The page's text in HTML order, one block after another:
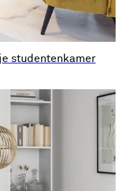
studentenkamer